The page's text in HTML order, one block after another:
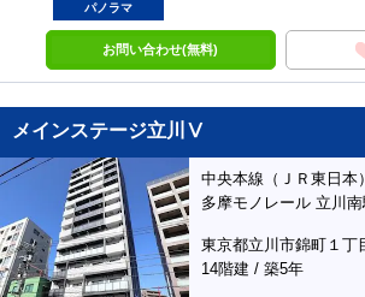
パノラマ
お問い合わせ(無料)
メインステージ立川Ⅴ
中央本線（ＪＲ東日本
多摩モノレール 立川
東京都立川市錦町１丁
14階建 / 築5年